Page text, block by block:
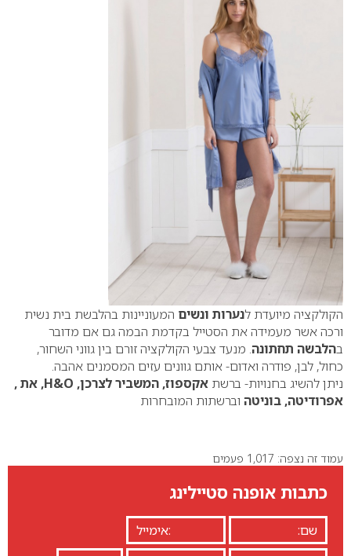
הקולקציה מיועדת לנערות ונשים המעוניינות בהלבשת בית נשית
ורכה אשר מעמידה את הסטייל בקדמת הבמה גם אם מדובר
בהלבשה תחתונה. מנעד צבעי הקולקציה זורם בין גווני השחור,
כחול, לבן, פודרה ואדום- אותם גוונים עזים המסמנים אהבה.
ניתן להשיג בחנויות- ברשת
אקספוז, המשביר לצרכן, H&O, את ,
אפרודיטה, בוניטה וברשתות המובחרות
עמוד זה נצפה: 1,017 פעמים
כתבות אופנה סטיילינג